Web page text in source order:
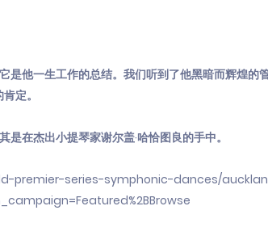
是他一生工作的总结。我们听到了他黑暗而辉煌的
定。
在杰出小提琴家谢尔盖·哈恰图良的手中。
premier-series-symphonic-dances/